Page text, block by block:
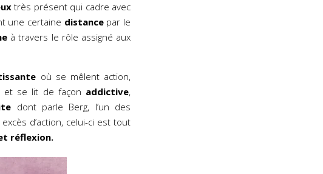
très présent qui cadre avec
une certaine distancepar le
à travers le rôle assigné aux
où se mêlent action,
et se lit de façon addictive,
dont parle Berg, l’un des
d’action, celui-ci est tout
réflexion.